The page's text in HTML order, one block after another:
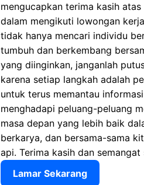
mengucapkan terima kasih
dalam mengikuti lowongan
tidak hanya mencari individu
tumbuh dan berkembang
yang diinginkan, janganlah
karena setiap langkah adalah
untuk terus memantau
menghadapi peluang-peluang
masa depan yang lebih baik
berkarya, dan bersama-sama
api. Terima kasih dan semangat
Lamar Sekarang